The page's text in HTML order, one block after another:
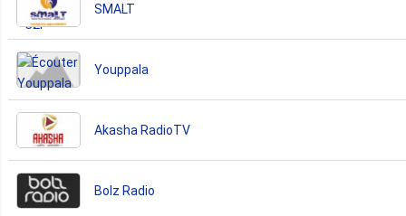
SMALT
Youppala
Akasha RadioTV
Bolz Radio